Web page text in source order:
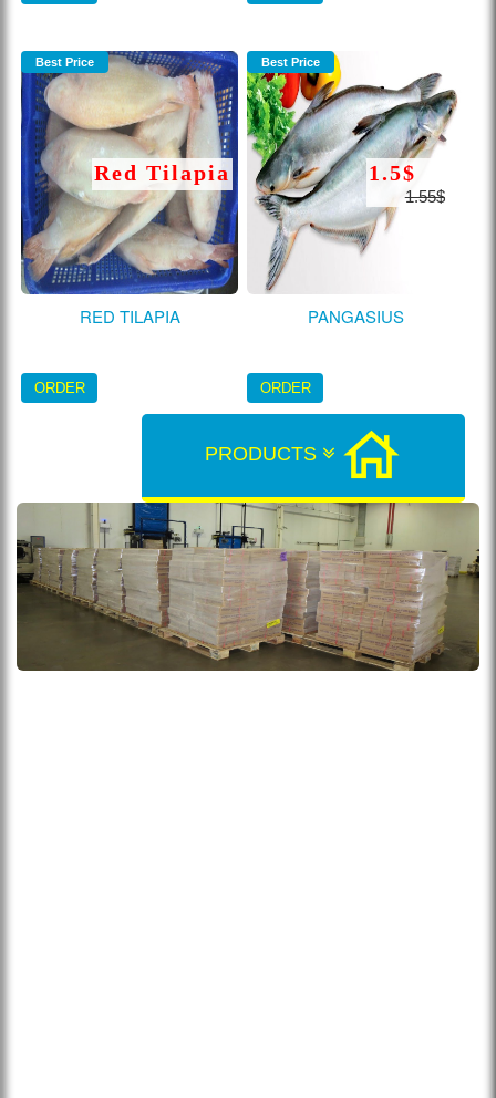
Best Price
RED TILAPIA
Red Tilapia
ORDER
Best Price
PANGASIUS
1.5$
1.55$
ORDER
PRODUCTS